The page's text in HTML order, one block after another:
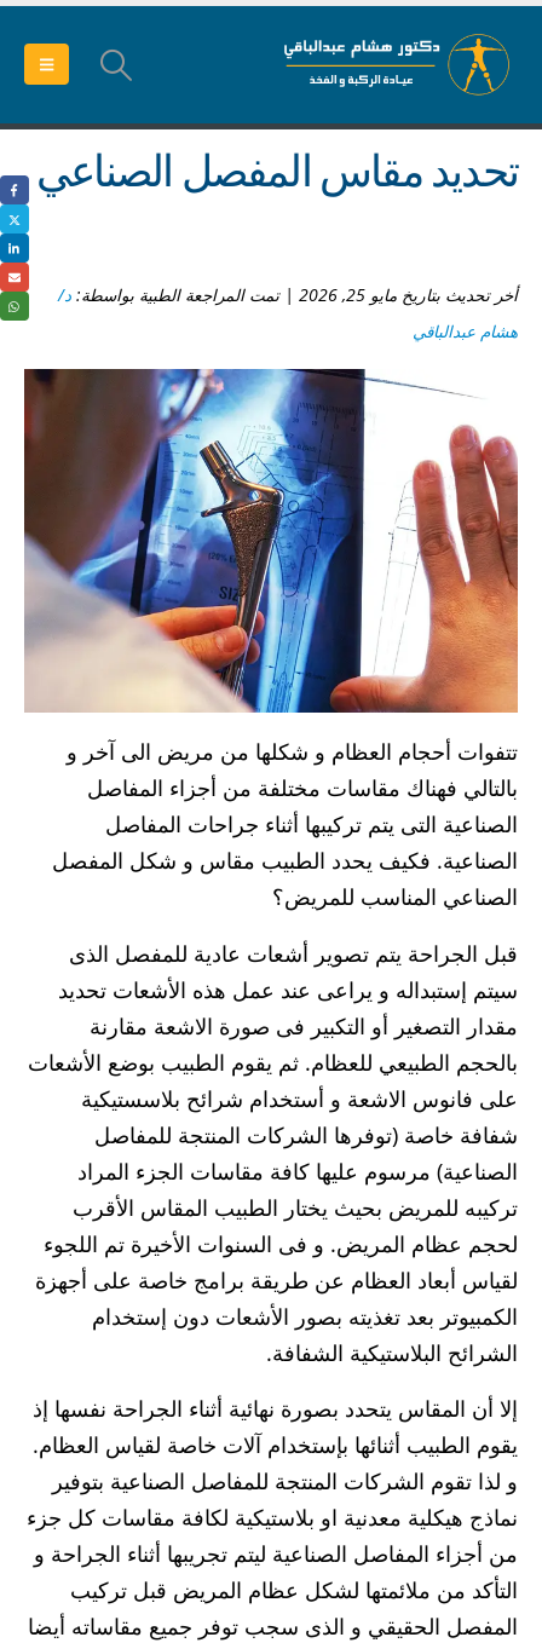
تحديد مقاس المفصل الصناعي
أخر تحديث بتاريخ مايو 25, 2026 | تمت المراجعة الطبية بواسطة:
د/
هشام عبدالباقي
تتفوات أحجام العظام و شكلها من مريض الى آخر و
بالتالي فهناك مقاسات مختلفة من أجزاء المفاصل
الصناعية التى يتم تركيبها أثناء جراحات المفاصل
الصناعية. فكيف يحدد الطبيب مقاس و شكل المفصل
الصناعي المناسب للمريض؟
قبل الجراحة يتم تصوير أشعات عادية للمفصل الذى
سيتم إستبداله و يراعى عند عمل هذه الأشعات تحديد
مقدار التصغير أو التكبير فى صورة الاشعة مقارنة
بالحجم الطبيعي للعظام. ثم يقوم الطبيب بوضع الأشعات
على فانوس الاشعة و أستخدام شرائح بلاسستيكية
شفافة خاصة (توفرها الشركات المنتجة للمفاصل
الصناعية) مرسوم عليها كافة مقاسات الجزء المراد
تركيبه للمريض بحيث يختار الطبيب المقاس الأقرب
لحجم عظام المريض. و فى السنوات الأخيرة تم اللجوء
لقياس أبعاد العظام عن طريقة برامج خاصة على أجهزة
الكمبيوتر بعد تغذيته بصور الأشعات دون إستخدام
الشرائح البلاستيكية الشفافة.
إلا أن المقاس يتحدد بصورة نهائية أثناء الجراحة نفسها إذ
يقوم الطبيب أثنائها بإستخدام آلات خاصة لقياس العظام.
و لذا تقوم الشركات المنتجة للمفاصل الصناعية بتوفير
نماذج هيكلية معدنية او بلاستيكية لكافة مقاسات كل جزء
من أجزاء المفاصل الصناعية ليتم تجريبها أثناء الجراحة و
التأكد من ملائمتها لشكل عظام المريض قبل تركيب
المفصل الحقيقي و الذى سجب توفر جميع مقاساته أيضا